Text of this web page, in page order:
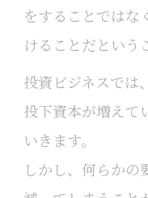
をすることではな
けることだという
投資ビジネスでは
投下資本が増えて
いきます。
しかし、何らかの